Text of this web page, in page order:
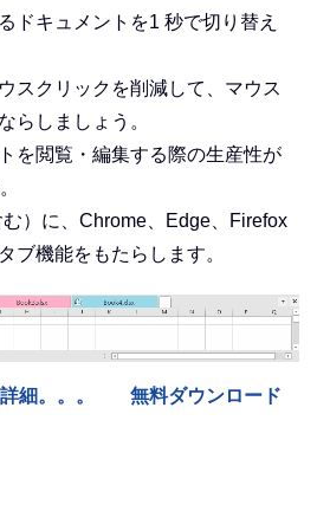
ドキュメントを1 秒で切り替え
スクリックを削減して、マウス
らしましょう。
を閲覧・編集する際の生産性が
）に、Chrome、Edge、Firefox
ブ機能をもたらします。
細。。。 無料ダウンロード